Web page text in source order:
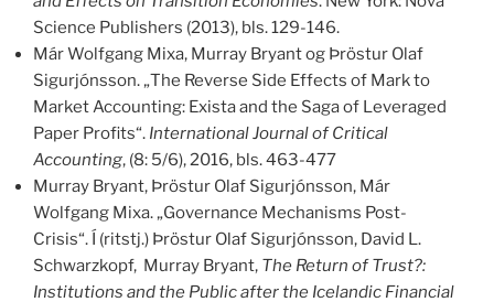
Science Publishers (2013), bls. 129-146.
Már Wolfgang Mixa, Murray Bryant og Þröstur Olaf
Sigurjónsson. „The Reverse Side Effects of Mark to
Market Accounting: Exista and the Saga of Leveraged
Paper Profits“. International Journal of Critical
Accounting, (8: 5/6), 2016, bls. 463-477
Murray Bryant, Þröstur Olaf Sigurjónsson, Már
Wolfgang Mixa. „Governance Mechanisms Post-
Crisis“. Í (ritstj.) Þröstur Olaf Sigurjónsson, David L.
Schwarzkopf, Murray Bryant, The Return of Trust?:
Institutions and the Public after the Icelandic Financial